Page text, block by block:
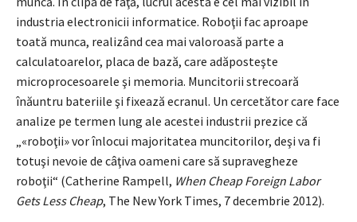
industria electronicii informatice. Roboţii fac aproape
toată munca, realizând cea mai valoroasă parte a
calculatoarelor, placa de bază, care adăposteşte
microprocesoarele şi memoria. Muncitorii strecoară
înăuntru bateriile şi fixează ecranul. Un cercetător care face
analize pe termen lung ale acestei industrii prezice că
„«roboţii» vor înlocui majoritatea muncitorilor, deşi va fi
totuşi nevoie de câţiva oameni care să supravegheze
roboţii“ (Catherine Rampell, When Cheap Foreign Labor
Gets Less Cheap, The New York Times, 7 decembrie 2012).